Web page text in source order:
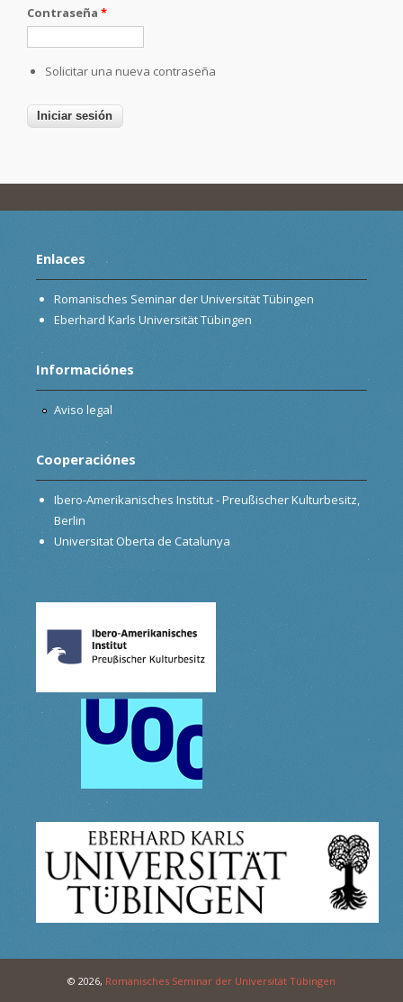
Contraseña *
Solicitar una nueva contraseña
Enlaces
Romanisches Seminar der Universität Tübingen
Eberhard Karls Universität Tübingen
Informaciónes
Aviso legal
Cooperaciónes
Ibero-Amerikanisches Institut - Preußischer Kulturbesitz,
Berlin
Universitat Oberta de Catalunya
© 2026, Romanisches Seminar der Universität Tübingen